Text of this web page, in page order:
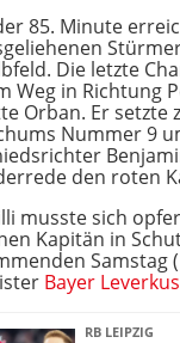
85. Minute
Die letzte
Weg in Richtung
Orban. Er setzte
Nummer 9
den roten
musste sich
Kapitän in
Samstag
Bayer
RB LEIPZIG